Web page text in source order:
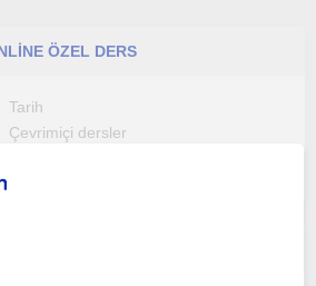
ÖZEL DERS
Tarih
Çevrimiçi dersler